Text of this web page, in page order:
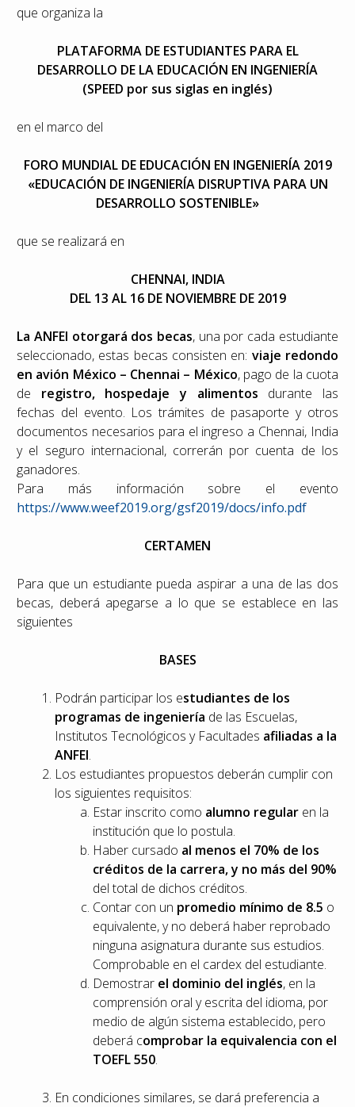
que organiza la
PLATAFORMA DE ESTUDIANTES PARA EL
DESARROLLO DE LA EDUCACIÓN EN INGENIERÍA
(SPEED por sus siglas en inglés)
en el marco del
FORO MUNDIAL DE EDUCACIÓN EN INGENIERÍA 2019
«EDUCACIÓN DE INGENIERÍA DISRUPTIVA PARA UN
DESARROLLO SOSTENIBLE»
que se realizará en
CHENNAI, INDIA
DEL 13 AL 16 DE NOVIEMBRE DE 2019
La ANFEI otorgará dos becas, una por cada estudiante
seleccionado, estas becas consisten en: viaje redondo
en avión México – Chennai – México, pago de la cuota
de registro, hospedaje y alimentos durante las
fechas del evento. Los trámites de pasaporte y otros
documentos necesarios para el ingreso a Chennai, India
y el seguro internacional, correrán por cuenta de los
ganadores.
Para más información sobre el evento
https://www.weef2019.org/gsf2019/docs/info.pdf
CERTAMEN
Para que un estudiante pueda aspirar a una de las dos
becas, deberá apegarse a lo que se establece en las
siguientes
BASES
Podrán participar los estudiantes de los
programas de ingeniería de las Escuelas,
Institutos Tecnológicos y Facultades afiliadas a la
ANFEI.
Los estudiantes propuestos deberán cumplir con
los siguientes requisitos:
Estar inscrito como alumno regular en la
institución que lo postula.
Haber cursado al menos el 70% de los
créditos de la carrera, y no más del 90%
del total de dichos créditos.
Contar con un promedio mínimo de 8.5 o
equivalente, y no deberá haber reprobado
ninguna asignatura durante sus estudios.
Comprobable en el cardex del estudiante.
Demostrar el dominio del inglés, en la
comprensión oral y escrita del idioma, por
medio de algún sistema establecido, pero
deberá comprobar la equivalencia con el
TOEFL 550.
En condiciones similares, se dará preferencia a